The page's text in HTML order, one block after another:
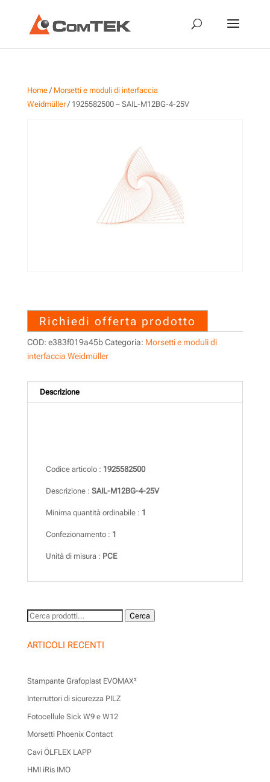
Home/ Morsetti e moduli di interfaccia
Weidmüller/ 1925582500 – SAIL-M12BG-4-25V
Richiedi offerta prodotto
COD: e383f019a45b Categoria: Morsetti e moduli di
interfaccia Weidmüller
Descrizione
Codice articolo : 1925582500
Descrizione : SAIL-M12BG-4-25V
Minima quantità ordinabile : 1
Confezionamento : 1
Unità di misura : PCE
Cerca: Cerca
ARTICOLI RECENTI
Stampante Grafoplast EVOMAX²
Interruttori di sicurezza PILZ
Fotocellule Sick W9 e W12
Morsetti Phoenix Contact
Cavi ÖLFLEX LAPP
HMI iRis IMO